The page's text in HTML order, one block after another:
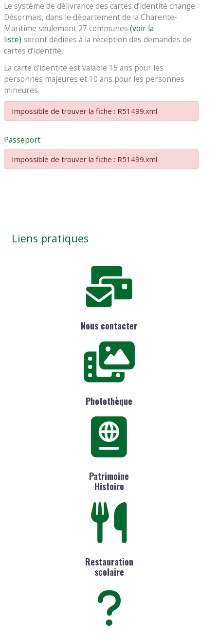
Le système de délivrance des cartes d’identité change.
Désormais, dans le département de la Charente-
Maritime seulement 27 communes(voir la
liste) seront dédiées à la réception des demandes de
cartes d’identité.
La carte d’identité est valable 15 ans pour les
personnes majeures et 10 ans pour les personnes
mineures.
Impossible de trouver la fiche : R51499.xml
Passeport
Impossible de trouver la fiche : R51499.xml
Liens pratiques
Nous contacter
Photothèque
Patrimoine
Histoire
Restauration
scolaire